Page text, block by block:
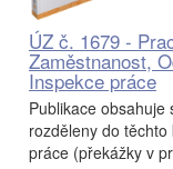
ÚZ č. 1679 -
Zaměstnanost,
Inspekce práce
Publikace
rozděleny do
práce (překážky v